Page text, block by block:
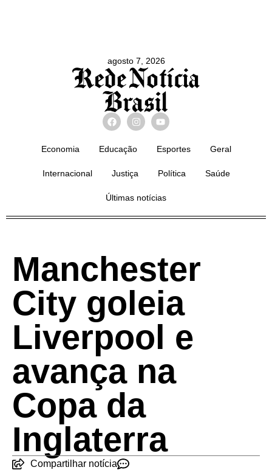
agosto 7, 2026
Economia Educação Esportes Geral
Internacional Justiça Política Saúde
Últimas notícias
Manchester
City goleia
Liverpool e
avança na
Copa da
Inglaterra
Compartilhar notícia